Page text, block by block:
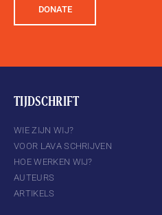
DONATE
TIJDSCHRIFT
WIE ZIJN WIJ?
VOOR LAVA SCHRIJVEN
HOE WERKEN WIJ?
AUTEURS
ARTIKELS